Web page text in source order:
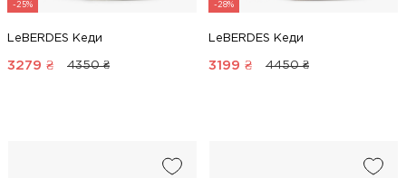
-25%
LeBERDES Кеди
3279 ₴ 4350 ₴
-28%
LeBERDES Кеди
3199 ₴ 4450 ₴